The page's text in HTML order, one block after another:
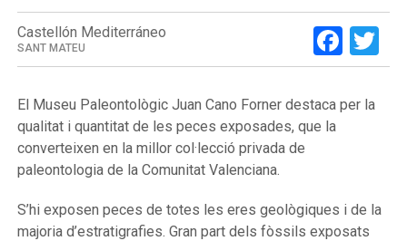
Castellón Mediterráneo
SANT MATEU
El Museu Paleontològic Juan Cano Forner destaca per la
qualitat i quantitat de les peces exposades, que la
converteixen en la millor col·lecció privada de
paleontologia de la Comunitat Valenciana.
S’hi exposen peces de totes les eres geològiques i de la
majoria d’estratigrafies. Gran part dels fòssils exposats